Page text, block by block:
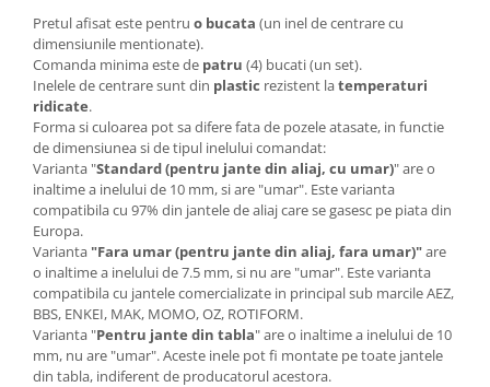
Pretul afisat este pentru o bucata (un inel de centrare cu
dimensiunile mentionate).
Comanda minima este de patru (4) bucati (un set).
Inelele de centrare sunt din plastic rezistent latemperaturi
ridicate.
Forma si culoarea pot sa difere fata de pozele atasate, in functie
de dimensiunea si de tipul inelului comandat:
Varianta "Standard (pentru jante din aliaj, cu umar)" are o
inaltime a inelului de 10 mm, si are "umar". Este varianta
compatibila cu 97% din jantele de aliaj care se gasesc pe piata din
Europa.
Varianta "Fara umar (pentru jante din aliaj, fara umar)"are
o inaltime a inelului de 7.5 mm, si nu are "umar". Este varianta
compatibila cu jantele comercializate in principal sub marcile AEZ,
BBS, ENKEI, MAK, MOMO, OZ, ROTIFORM.
Varianta "Pentru jante din tabla" are o inaltime a inelului de 10
mm, nu are "umar". Aceste inele pot fi montate pe toate jantele
din tabla, indiferent de producatorul acestora.